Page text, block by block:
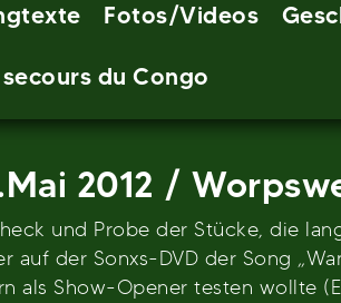
Fotos/Videos
du Congo
2012 /
und Probe der Stücke, die
auf der Sonxs-DVD der Song
als Show-Opener testen wollte